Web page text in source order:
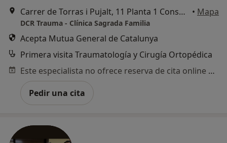
Carrer de Torras i Pujalt, 11 Planta 1 Consulta 6, Barcelona • Mapa
DCR Trauma - Clínica Sagrada Familia
Acepta Mutua General de Catalunya
Primera visita Traumatología y Cirugía Ortopédica
Este especialista no ofrece reserva de cita online en esta dirección.
Pedir una cita